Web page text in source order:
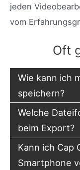
jeden
vom
Oft
Wie kann ich
speichern?
Welche
beim Export?
Kann ich Cap
Smartphone